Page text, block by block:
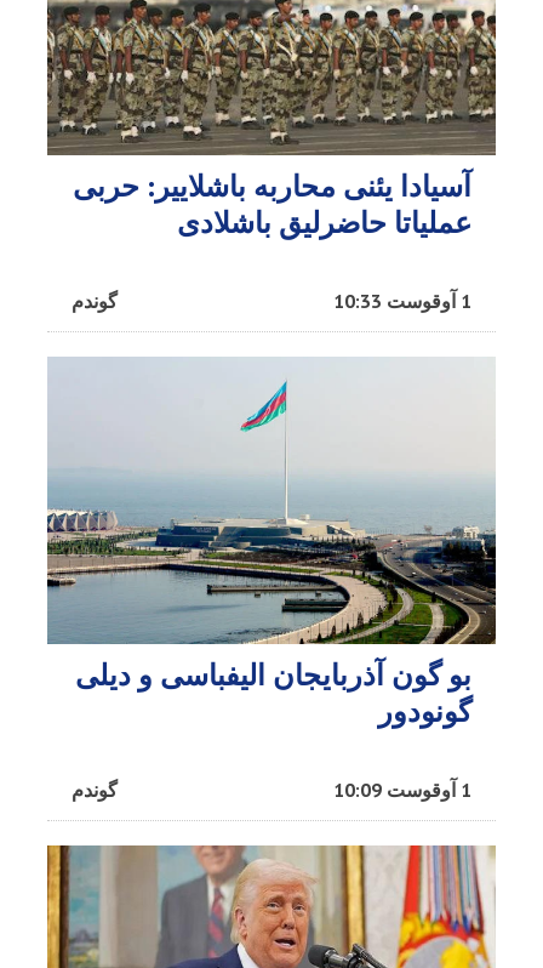
آسیادا یئنی محاربه باشلاییر: حربی
عملیاتا حاضرلیق باشلادی
گوندم 1 آوقوست 10:33
بو گون آذربایجان الیفباسی و دیلی
گونودور
گوندم 1 آوقوست 10:09